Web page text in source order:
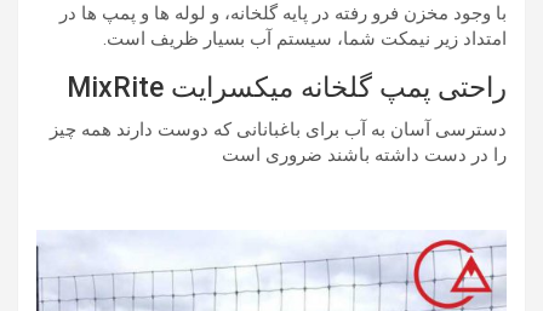
با وجود مخزن فرو رفته در پایه گلخانه، و لوله ها و پمپ ها در
امتداد زیر نیمکت شما، سیستم آب بسیار ظریف است.
راحتی پمپ گلخانه میکسرایت MixRite
دسترسی آسان به آب برای باغبانانی که دوست دارند همه چیز
را در دست داشته باشند ضروری است